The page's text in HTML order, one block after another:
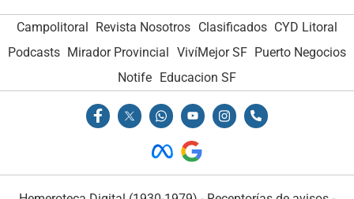
Campolitoral Revista Nosotros Clasificados CYD Litoral
Podcasts Mirador Provincial VivíMejor SF Puerto Negocios
Notife Educacion SF